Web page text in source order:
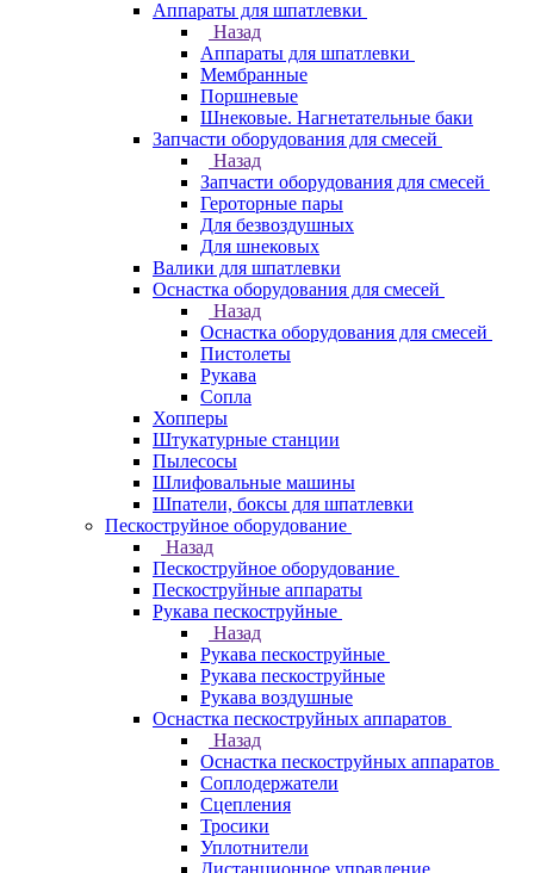
Аппараты для шпатлевки
Назад
Аппараты для шпатлевки
Мембранные
Поршневые
Шнековые. Нагнетательные баки
Запчасти оборудования для смесей
Назад
Запчасти оборудования для смесей
Героторные пары
Для безвоздушных
Для шнековых
Валики для шпатлевки
Оснастка оборудования для смесей
Назад
Оснастка оборудования для смесей
Пистолеты
Рукава
Сопла
Хопперы
Штукатурные станции
Пылесосы
Шлифовальные машины
Шпатели, боксы для шпатлевки
Пескоструйное оборудование
Назад
Пескоструйное оборудование
Пескоструйные аппараты
Рукава пескоструйные
Назад
Рукава пескоструйные
Рукава пескоструйные
Рукава воздушные
Оснастка пескоструйных аппаратов
Назад
Оснастка пескоструйных аппаратов
Соплодержатели
Сцепления
Тросики
Уплотнители
Дистанционное управление